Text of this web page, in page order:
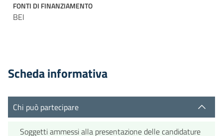
FONTI DI FINANZIAMENTO
BEI
Scheda informativa
Chi può partecipare
Soggetti ammessi alla presentazione delle candidature